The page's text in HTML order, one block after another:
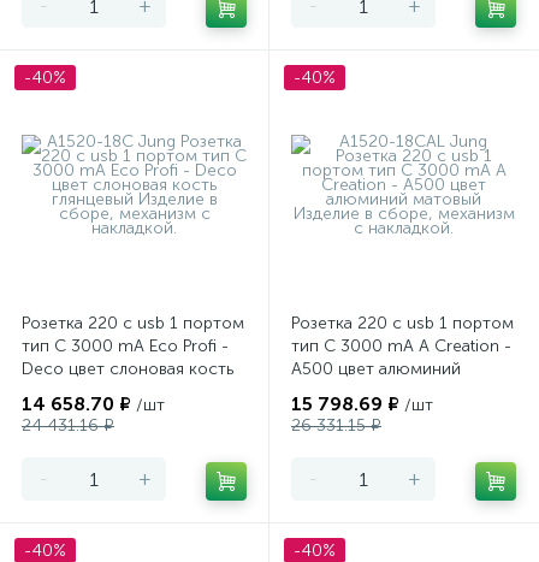
- + - +
-40%
Розетка 220 с usb 1 портом
тип С 3000 mA Eco Profi -
Deco цвет слоновая кость
14 658.70 ₽ /шт
24 431.16 ₽
- +
-40%
Розетка 220 с usb 1 портом
тип С 3000 mA A Creation -
A500 цвет алюминий
15 798.69 ₽ /шт
26 331.15 ₽
- +
-40% -40%